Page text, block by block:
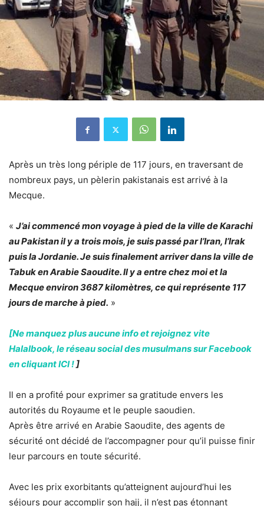
Après un très long périple de 117 jours, en traversant de
nombreux pays, un pèlerin pakistanais est arrivé à la
Mecque.
« J’ai commencé mon voyage à pied de la ville de Karachi
au Pakistan il y a trois mois, je suis passé par l’Iran, l’Irak
puis la Jordanie. Je suis finalement arriver dans la ville de
Tabuk en Arabie Saoudite. Il y a entre chez moi et la
Mecque environ 3687 kilomètres, ce qui représente 117
jours de marche à pied. »
[Ne manquez plus aucune info et rejoignez vite
Halalbook, le réseau social des musulmans sur Facebook
en cliquant ICI !]
Il en a profité pour exprimer sa gratitude envers les
autorités du Royaume et le peuple saoudien.
Après être arrivé en Arabie Saoudite, des agents de
sécurité ont décidé de l’accompagner pour qu’il puisse finir
leur parcours en toute sécurité.
Avec les prix exorbitants qu’atteignent aujourd’hui les
séjours pour accomplir son hajj, il n’est pas étonnant